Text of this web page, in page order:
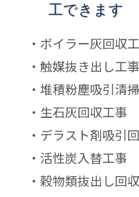
工できます
・ボイラー灰回収
・触媒抜き出し工事
・堆積粉塵吸引清
・生石灰回収工事
・デラスト剤吸引
・活性炭入替工事
・穀物類抜出し